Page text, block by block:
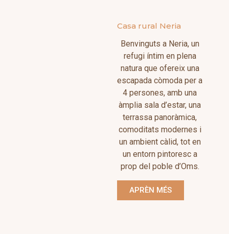
Casa rural Neria
Benvinguts a Neria, un
refugi íntim en plena
natura que ofereix una
escapada còmoda per a
4 persones, amb una
àmplia sala d’estar, una
terrassa panoràmica,
comoditats modernes i
un ambient càlid, tot en
un entorn pintoresc a
prop del poble d’Oms.
APRÈN MÉS